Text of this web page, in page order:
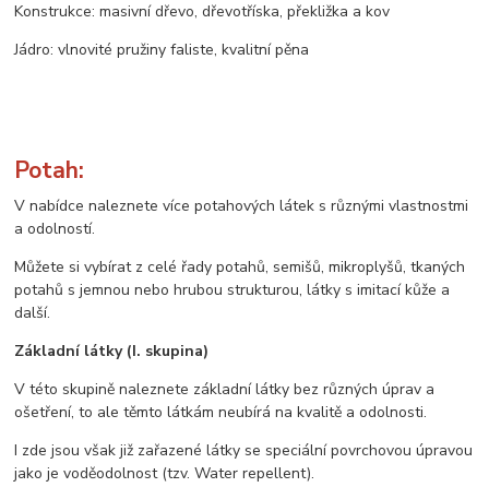
Konstrukce: masivní dřevo, dřevotříska, překližka a kov
Jádro: vlnovité pružiny faliste, kvalitní pěna
Potah:
V nabídce naleznete více potahových látek s různými vlastnostmi
a odolností.
Můžete si vybírat z celé řady potahů, semišů, mikroplyšů, tkaných
potahů s jemnou nebo hrubou strukturou, látky s imitací kůže a
další.
Základní látky (I. skupina)
V této skupině naleznete základní látky bez různých úprav a
ošetření, to ale těmto látkám neubírá na kvalitě a odolnosti.
I zde jsou však již zařazené látky se speciální povrchovou úpravou
jako je voděodolnost (tzv. Water repellent).